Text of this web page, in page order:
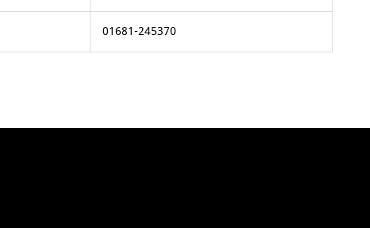
01681-245370